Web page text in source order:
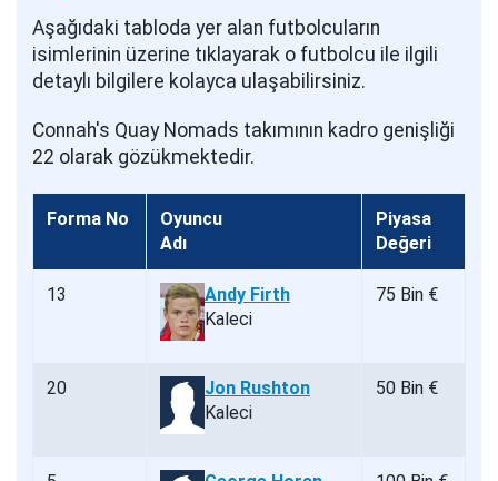
Aşağıdaki tabloda yer alan futbolcuların
isimlerinin üzerine tıklayarak o futbolcu ile ilgili
detaylı bilgilere kolayca ulaşabilirsiniz.
Connah's Quay Nomads takımının kadro genişliği
22 olarak gözükmektedir.
Forma No
Oyuncu
Adı
Piyasa
Değeri
13
Andy Firth
Kaleci
75 Bin €
20
Jon Rushton
Kaleci
50 Bin €